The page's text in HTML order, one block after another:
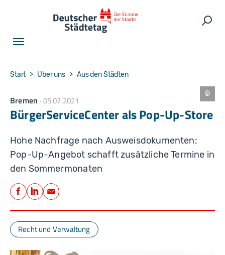
You are here:
Start Über uns Aus den Städten
Bremen 05.07.2021
BürgerServiceCenter als Pop-Up-Store
Hohe Nachfrage nach Ausweisdokumenten:
Pop-Up-Angebot schafft zusätzliche Termine in
den Sommermonaten
Teilen
Facebook
LinkedIn
E-Mail
Recht und Verwaltung
W
t
s
ft
s
n